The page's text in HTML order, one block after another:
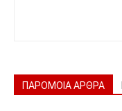
ΠΑΡΟΜΟΙΑ ΑΡΘΡΑ